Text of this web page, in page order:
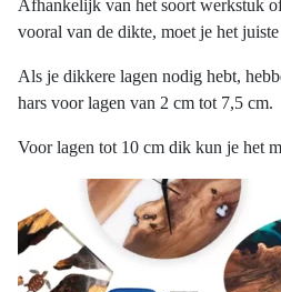
Afhankelijk van het soort werkstuk
vooral van de dikte, moet je het
Als je dikkere lagen nodig hebt,
hars voor lagen van 2 cm tot 7,5 cm.
Voor lagen tot 10 cm dik kun je het